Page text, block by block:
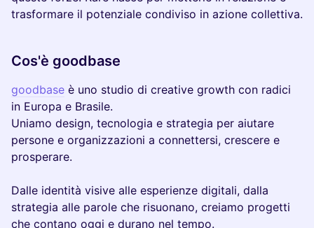
trasformare il potenziale condiviso in azione collettiva.
Cos'è goodbase
goodbase è uno studio di creative growth con radici
in Europa e Brasile.
Uniamo design, tecnologia e strategia per aiutare
persone e organizzazioni a connettersi, crescere e
prosperare.
Dalle identità visive alle esperienze digitali, dalla
strategia alle parole che risuonano, creiamo progetti
che contano oggi e durano nel tempo.